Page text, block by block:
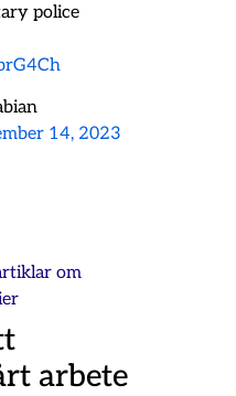
police
14, 2023
om
arbete